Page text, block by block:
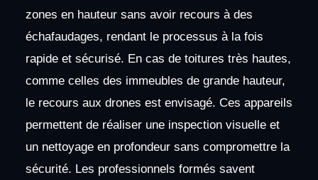
zones en hauteur sans avoir recours à des
échafaudages, rendant le processus à la fois
rapide et sécurisé. En cas de toitures très hautes,
comme celles des immeubles de grande hauteur,
le recours aux drones est envisagé. Ces appareils
permettent de réaliser une inspection visuelle et
un nettoyage en profondeur sans compromettre la
sécurité. Les professionnels formés savent